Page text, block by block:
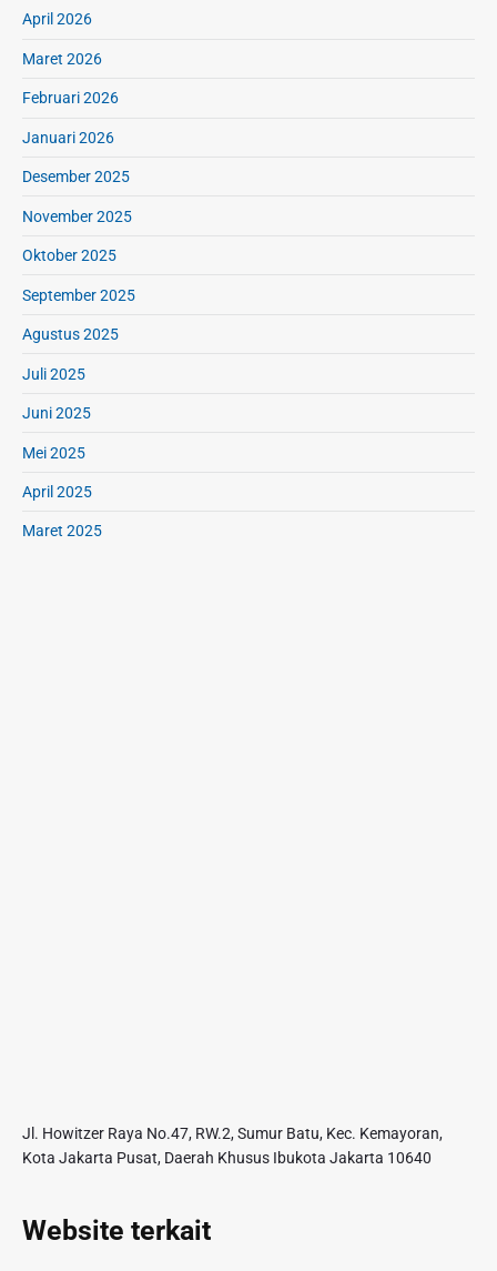
April 2026
Maret 2026
Februari 2026
Januari 2026
Desember 2025
November 2025
Oktober 2025
September 2025
Agustus 2025
Juli 2025
Juni 2025
Mei 2025
April 2025
Maret 2025
Jl. Howitzer Raya No.47, RW.2, Sumur Batu, Kec. Kemayoran,
Kota Jakarta Pusat, Daerah Khusus Ibukota Jakarta 10640
Website terkait